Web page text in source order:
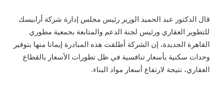
قال الدكتور عبد الحميد الوزير رئيس مجلس إدارة شركة أرابيسك
للتطوير العقاري ورئيس لجنة الدعم والمتابعة بجمعية مطوري
القاهرة الجديدة، إن الشركة أطلقت هذه المبادرة إيمانا منها بتوفير
وحدات سكنية بأسعار تنافسية في ظل تطورات الأسعار بالقطاع
العقاري، نتيجة لارتفاع أسعار مواد البناء.